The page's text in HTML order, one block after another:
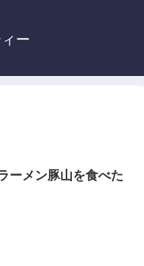
ー
ーメン豚山を食べた